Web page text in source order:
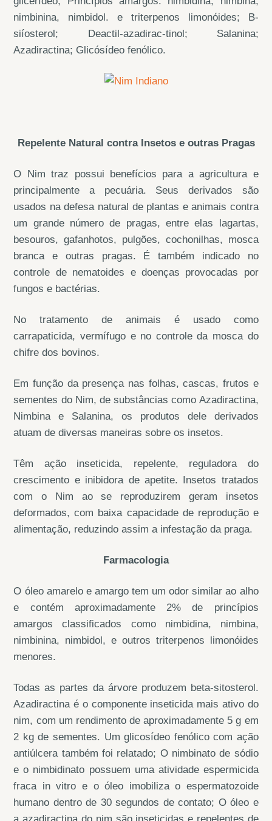
nimbinina, nimbidol. e triterpenos limonóides; B-
siíosterol; Deactil-azadirac-tinol; Salanina;
Azadiractina; Glicósídeo fenólico.
Repelente Natural contra Insetos e outras Pragas
O Nim traz possui benefícios para a agricultura e
principalmente a pecuária. Seus derivados são
usados na defesa natural de plantas e animais contra
um grande número de pragas, entre elas lagartas,
besouros, gafanhotos, pulgões, cochonilhas, mosca
branca e outras pragas. É também indicado no
controle de nematoides e doenças provocadas por
fungos e bactérias.
No tratamento de animais é usado como
carrapaticida, vermífugo e no controle da mosca do
chifre dos bovinos.
Em função da presença nas folhas, cascas, frutos e
sementes do Nim, de substâncias como Azadiractina,
Nimbina e Salanina, os produtos dele derivados
atuam de diversas maneiras sobre os insetos.
Têm ação inseticida, repelente, reguladora do
crescimento e inibidora de apetite. Insetos tratados
com o Nim ao se reproduzirem geram insetos
deformados, com baixa capacidade de reprodução e
alimentação, reduzindo assim a infestação da praga.
Farmacologia
O óleo amarelo e amargo tem um odor similar ao alho
e contém aproximadamente 2% de princípios
amargos classificados como nimbidina, nimbina,
nimbinina, nimbidol, e outros triterpenos limonóides
menores.
Todas as partes da árvore produzem beta-sitosterol.
Azadiractina é o componente inseticida mais ativo do
nim, com um rendimento de aproximadamente 5 g em
2 kg de sementes. Um glicosídeo fenólico com ação
antiúlcera também foi relatado; O nimbinato de sódio
e o nimbidinato possuem uma atividade espermicida
fraca in vitro e o óleo imobiliza o espermatozoide
humano dentro de 30 segundos de contato; O óleo e